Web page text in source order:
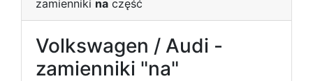
zamienniki na część
Volkswagen / Audi -
zamienniki "na"